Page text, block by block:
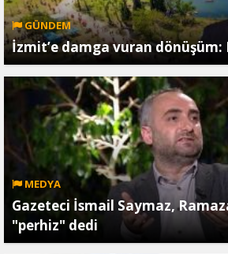
GÜNDEM
İzmit’e damga vuran dönüşüm:
MEDYA
Gazeteci İsmail Saymaz,
"perhiz" dedi